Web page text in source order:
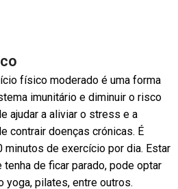
físico moderado é uma forma
imunitário e diminuir o risco
ajudar a aliviar o stress e a
contrair doenças crónicas. É
minutos de exercício por dia. Estar
de ficar parado, pode optar
pilates, entre outros.